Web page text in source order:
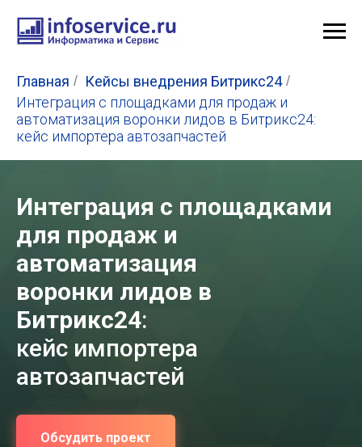
Главная / Кейсы внедрения Битрикс24 /
Интеграция с площадками для продаж и
автоматизация воронки лидов в Битрикс24:
кейс импортера автозапчастей
Интеграция с площадками
для продаж и
автоматизация
воронки лидов в
Битрикс24:
кейс импортера
автозапчастей
Обсудить проект